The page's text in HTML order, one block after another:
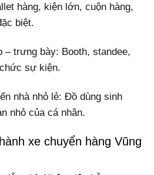
hàng, kiện lớn, cuộn hàng,
biệt.
– trưng bày: Booth, standee,
sự kiện.
nhà nhỏ lẻ: Đồ dùng sinh
nhỏ của cá nhân.
xe chuyển hàng Vũng